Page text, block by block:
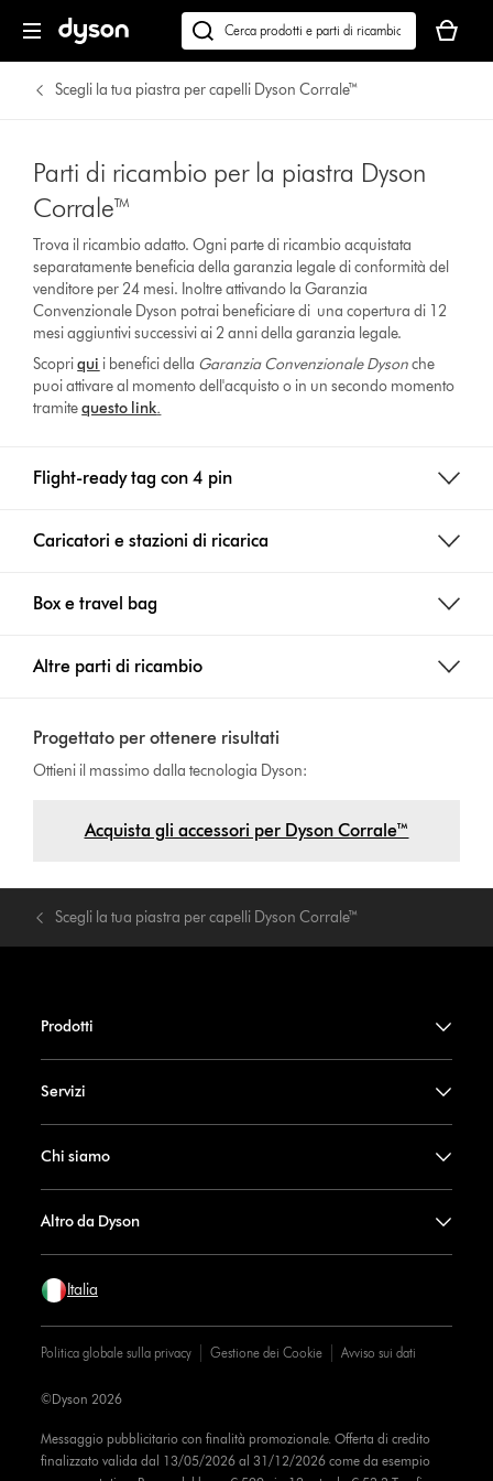
Cerca
su
dyson.it
carrello
è
Scegli la tua piastra per capelli Dyson Corrale™
Parti di ricambio per la piastra Dyson
Corrale™
Trova il ricambio adatto. Ogni parte di ricambio acquistata
separatamente beneficia della garanzia legale di conformità del
venditore per 24 mesi. Inoltre attivando la Garanzia
Convenzionale Dyson potrai beneficiare di una copertura di 12
mesi aggiuntivi successivi ai 2 anni della garanzia legale.
Scopriqui i benefici della Garanzia Convenzionale Dysonche
puoi attivare al momento dell'acquisto o in un secondo momento
tramitequesto link.
Flight-ready tag con 4 pin
Caricatori e stazioni di ricarica
Box e travel bag
Altre parti di ricambio
Progettato per ottenere risultati
Ottieni il massimo dalla tecnologia Dyson:
Acquista gli accessori per Dyson Corrale™
Scegli la tua piastra per capelli Dyson Corrale™
Prodotti
Servizi
Chi siamo
Altro da Dyson
Italia
Politica globale sulla privacy Gestione dei Cookie Avviso sui dati
Messaggio pubblicitario con finalità promozionale. Offerta di credito
finalizzato valida dal 13/05/2026 al 31/12/2026 come da esempio
©Dyson 2026